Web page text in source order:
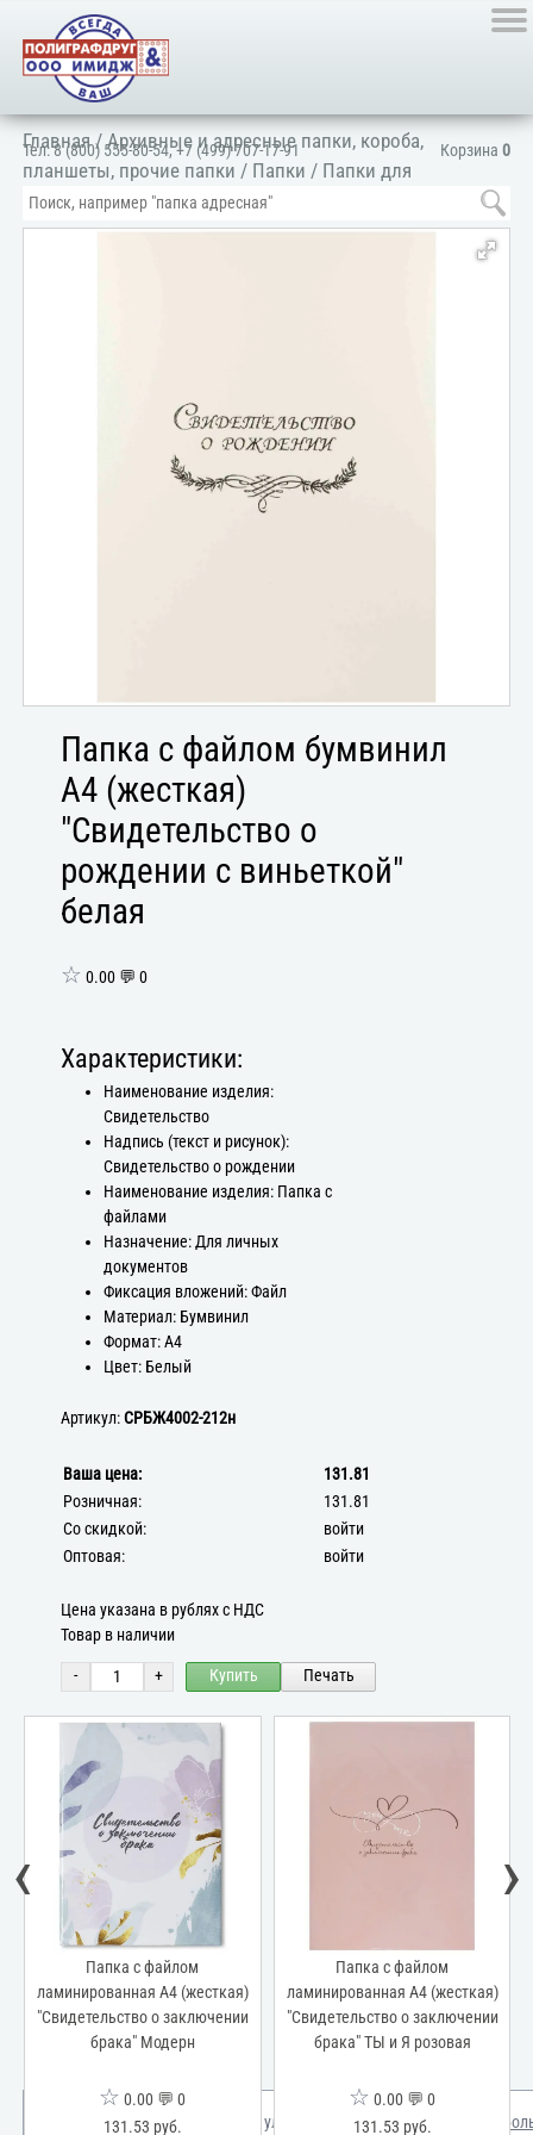
Корзина 0
Тел:8 (800) 555-80-54,+7 (499) 707-17-91
Главная/Архивные и адресные папки, короба,
планшеты, прочие папки / Папки / Папки для
документов/Для личных документов
Папка с файлом бумвинил
А4 (жесткая)
"Свидетельство о
рождении с виньеткой"
белая
☆ 0.00 💬 0
Характеристики:
Наименование изделия:
Свидетельство
Надпись (текст и рисунок):
Свидетельство о рождении
Наименование изделия: Папка с
файлами
Назначение: Для личных
документов
Фиксация вложений: Файл
Материал: Бумвинил
Формат: А4
Цвет: Белый
Артикул:СРБЖ4002-212н
Ваша цена:
131.81
Розничная:
131.81
Со скидкой:
войти
Оптовая:
войти
Цена указана в рублях с НДС
Товар в наличии
- + Купить Печать
Папка с файлом
ламинированная А4 (жесткая)
"Свидетельство о заключении
брака" Модерн
☆ 0.00 💬 0
131.53 руб.
Папка с файлом
ламинированная А4 (жесткая)
"Свидетельство о заключении
брака" ТЫ и Я розовая
☆ 0.00 💬 0
131.53 руб.
‹ ›
Мы используем куки для улучшения вашего опыта. Узнать